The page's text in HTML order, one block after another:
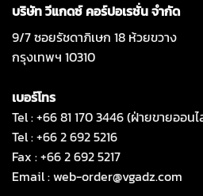
บริษัท วีแกดซ์ คอร์ปอเรชั่น จำกัด
9/7 ซอยรัชดาภิเษก 18 ห้วยขวาง
กรุงเทพฯ 10310
เบอร์โทร
Tel : +66 81 170 3446 (ฝ่ายขายออน
Tel : +66 2 692 5216
Fax : +66 2 692 5217
Email :web-order@vgadz.com